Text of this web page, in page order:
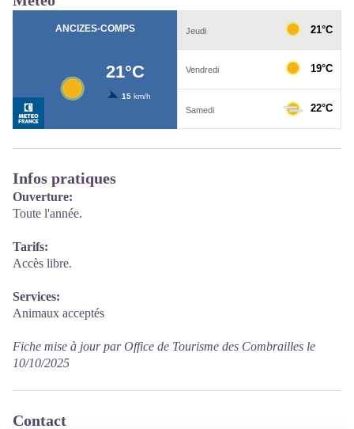
Infos pratiques
Ouverture:
Toute l'année.
Tarifs:
Accès libre.
Services:
Animaux acceptés
Fiche mise à jour par Office de Tourisme des Combrailles le
10/10/2025
Contact